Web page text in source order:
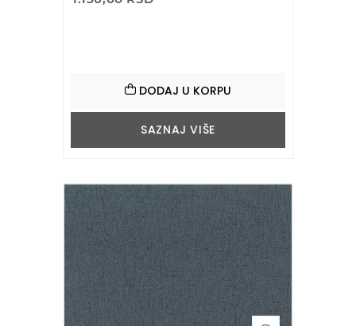
DODAJ U KORPU
SAZNAJ VIŠE